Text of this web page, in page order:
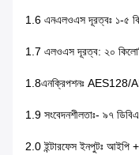
1.6 এনএলওএস দূরত্বঃ ১-৫
1.7 এলওএস দূরত্ব: ২০
1.8এনক্রিপশনঃ AES128/
1.9 সংবেদনশীলতাঃ- ৯৭
2.0 ইন্টারফেস ইনপুটঃ আইপি